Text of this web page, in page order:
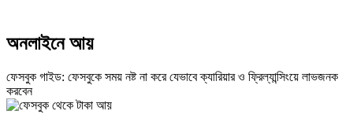
অনলাইনে আয়
ফেসবুক গাইড: ফেসবুকে সময় নষ্ট না করে যেভাবে ক্যারিয়ার ও ফ্রিল্যান্সিংয়ে লাভজনক
করবেন